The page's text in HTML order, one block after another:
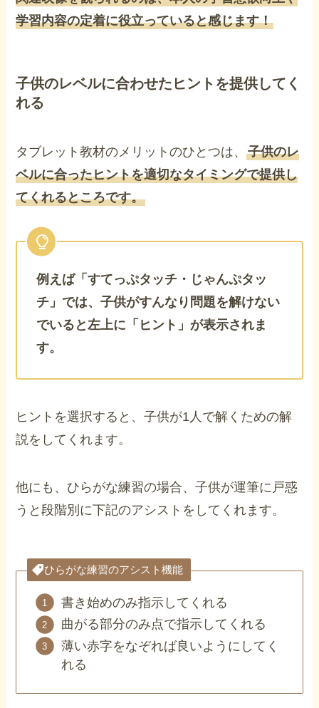
学習内容の定着に役立っていると感じます！
子供のレベルに合わせたヒントを提供してく
れる
タブレット教材のメリットのひとつは、子供のレ
ベルに合ったヒントを適切なタイミングで提供し
てくれるところです。
例えば「すてっぷタッチ・じゃんぷタッ
チ」では、子供がすんなり問題を解けない
でいると左上に「ヒント」が表示されま
す。
ヒントを選択すると、子供が1人で解くための解
説をしてくれます。
他にも、ひらがな練習の場合、子供が運筆に戸惑
うと段階別に下記のアシストをしてくれます。
ひらがな練習のアシスト機能
書き始めのみ指示してくれる
曲がる部分のみ点で指示してくれる
薄い赤字をなぞれば良いようにしてく
れる